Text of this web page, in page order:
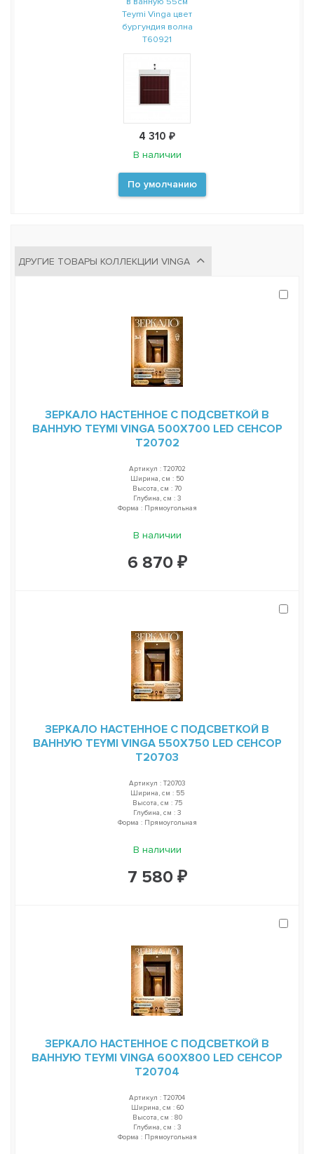
Teymi Vinga цвет
бургундия волна
T60921
4 310 ₽
В наличии
По умолчанию
ДРУГИЕ ТОВАРЫ КОЛЛЕКЦИИ VINGA
ЗЕРКАЛО НАСТЕННОЕ С ПОДСВЕТКОЙ В
ВАННУЮ TEYMI VINGA 500Х700 LED СЕНСОР
T20702
Артикул : T20702
Ширина, см : 50
Высота, см : 70
Глубина, см : 3
Форма : Прямоугольная
В наличии
6 870 ₽
ЗЕРКАЛО НАСТЕННОЕ С ПОДСВЕТКОЙ В
ВАННУЮ TEYMI VINGA 550Х750 LED СЕНСОР
T20703
Артикул : T20703
Ширина, см : 55
Высота, см : 75
Глубина, см : 3
Форма : Прямоугольная
В наличии
7 580 ₽
ЗЕРКАЛО НАСТЕННОЕ С ПОДСВЕТКОЙ В
ВАННУЮ TEYMI VINGA 600Х800 LED СЕНСОР
T20704
Артикул : T20704
Ширина, см : 60
Высота, см : 80
Глубина, см : 3
Форма : Прямоугольная